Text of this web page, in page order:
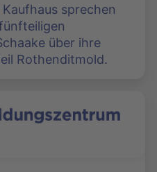
sprechen
über ihre
Rothenditmold.